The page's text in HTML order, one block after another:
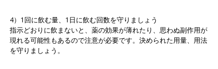
4）1回に飲む量、1日に飲む回数を守りましょう
指示どおりに飲まないと、薬の効果が薄れたり、思わぬ副作用が
現れる可能性もあるので注意が必要です。決められた用量、用法
を守りましょう。